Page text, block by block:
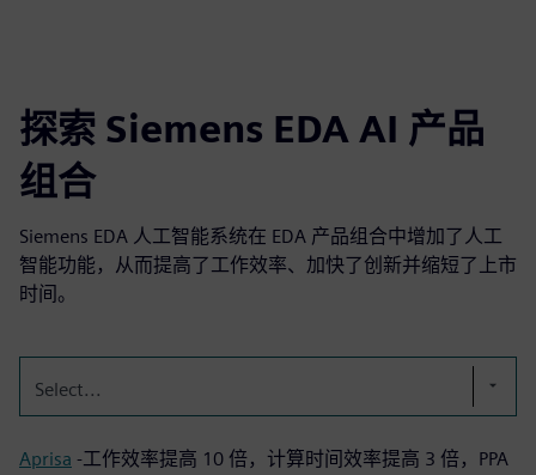
探索 Siemens EDA AI 产品
组合
Siemens EDA 人工智能系统在 EDA 产品组合中增加了人工
智能功能，从而提高了工作效率、加快了创新并缩短了上市
时间。
Select...
Aprisa -工作效率提高 10 倍，计算时间效率提高 3 倍，PPA